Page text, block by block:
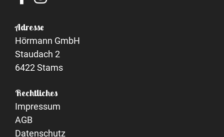
Adresse
Hörmann GmbH
Staudach 2
6422 Stams
Rechtliches
Impressum
AGB
Datenschutz